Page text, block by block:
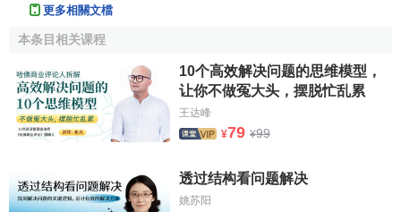
併的技巧能立竿見影
改變
如上所述，改變一下順序，改變一下工藝就能提高效
簡化
更多相關文檔
本条目相关课程
10个高效解决问题的思维模型，
让你不做冤大头，摆脱忙乱累
王达峰
¥79 ¥99
透过结构看问题解决
姚苏阳